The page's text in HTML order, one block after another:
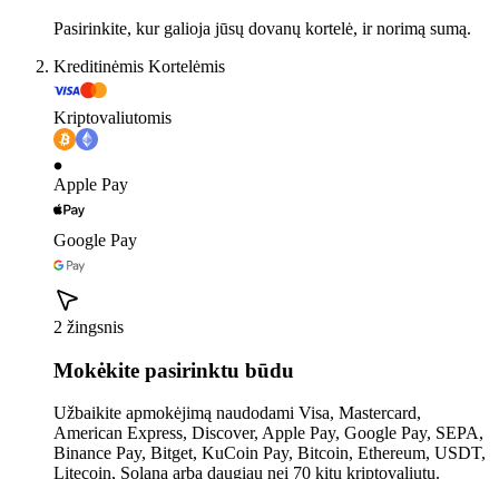
Pasirinkite, kur galioja jūsų dovanų kortelė, ir norimą sumą.
Kreditinėmis Kortelėmis
Kriptovaliutomis
Apple Pay
Google Pay
2 žingsnis
Mokėkite pasirinktu būdu
Užbaikite apmokėjimą naudodami Visa, Mastercard,
American Express, Discover, Apple Pay, Google Pay, SEPA,
Binance Pay, Bitget, KuCoin Pay, Bitcoin, Ethereum, USDT,
Litecoin, Solana arba daugiau nei 70 kitų kriptovaliutų.